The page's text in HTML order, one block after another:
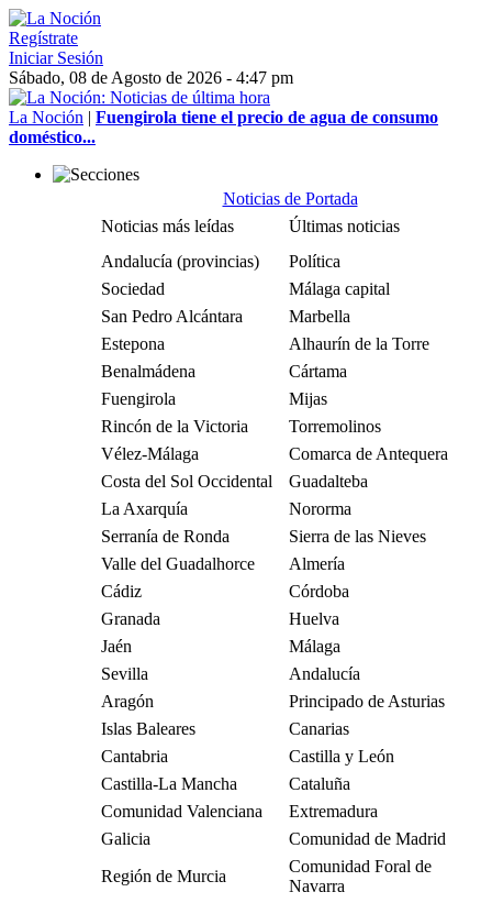
Regístrate
Iniciar Sesión
Sábado, 08 de Agosto de 2026 - 4:47 pm
La Noción | Fuengirola tiene el precio de agua de consumo
doméstico...
Noticias de Portada
Noticias más leídas
Últimas noticias
Andalucía (provincias)
Política
Sociedad
Málaga capital
San Pedro Alcántara
Marbella
Estepona
Alhaurín de la Torre
Benalmádena
Cártama
Fuengirola
Mijas
Rincón de la Victoria
Torremolinos
Vélez-Málaga
Comarca de Antequera
Costa del Sol Occidental
Guadalteba
La Axarquía
Nororma
Serranía de Ronda
Sierra de las Nieves
Valle del Guadalhorce
Almería
Cádiz
Córdoba
Granada
Huelva
Jaén
Málaga
Sevilla
Andalucía
Aragón
Principado de Asturias
Islas Baleares
Canarias
Cantabria
Castilla y León
Castilla-La Mancha
Cataluña
Comunidad Valenciana
Extremadura
Galicia
Comunidad de Madrid
Región de Murcia
Comunidad Foral de
Navarra